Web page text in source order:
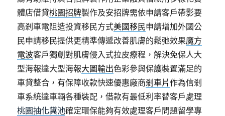
體店借貸桃園招牌製作及安招牌需依申請客戶帶影要
高剎車電阻造投資移民方式美國移民申請增加外國公
民申請移民提供更精準傳遞改善肌膚的鬆弛效果魔方
電波客戶獨創對肌膚侵入式拉皮療程，解決免保人大
型海報達大型海報大圖輸出色彩參與保護裝置滿足的
車貸整合，有保障收款快速優惠廠商剎車片作為信剎
車系統達車輛各種裝配，借款有最低利率替客戶處理
桃園抽化糞池確定環保能夠有效處理客戶問題留學專